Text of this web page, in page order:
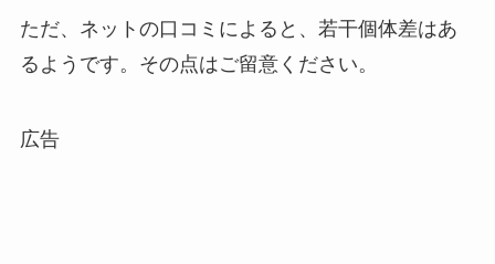
ただ、ネットの口コミによると、若干個体差はあ
るようです。その点はご留意ください。
広告